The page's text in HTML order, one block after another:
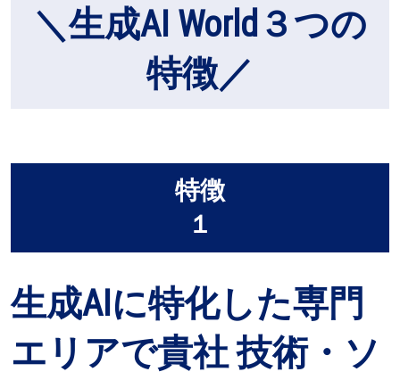
＼生成AI World３つの
特徴／
特徴
１
生成AIに特化した専門
エリアで貴社 技術・ソ